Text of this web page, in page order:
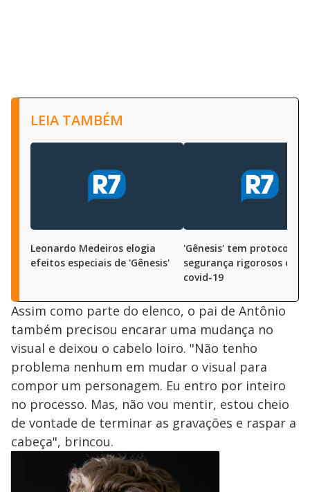
LEIA TAMBÉM
Leonardo Medeiros elogia
efeitos especiais de 'Gênesis'
'Gênesis' tem protocolos
segurança rigorosos
covid-19
Assim como parte do elenco, o pai de Antônio
também precisou encarar uma mudança no
visual e deixou o cabelo loiro. "Não tenho
problema nenhum em mudar o visual para
compor um personagem. Eu entro por inteiro
no processo. Mas, não vou mentir, estou cheio
de vontade de terminar as gravações e raspar a
cabeça", brincou.